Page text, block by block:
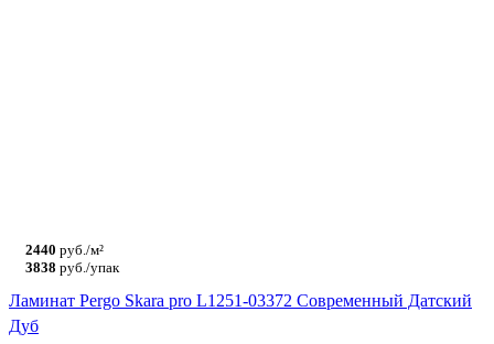
2440 руб./м²
3838 руб./упак
Ламинат Pergo Skara pro L1251-03372 Современный Датский
Дуб